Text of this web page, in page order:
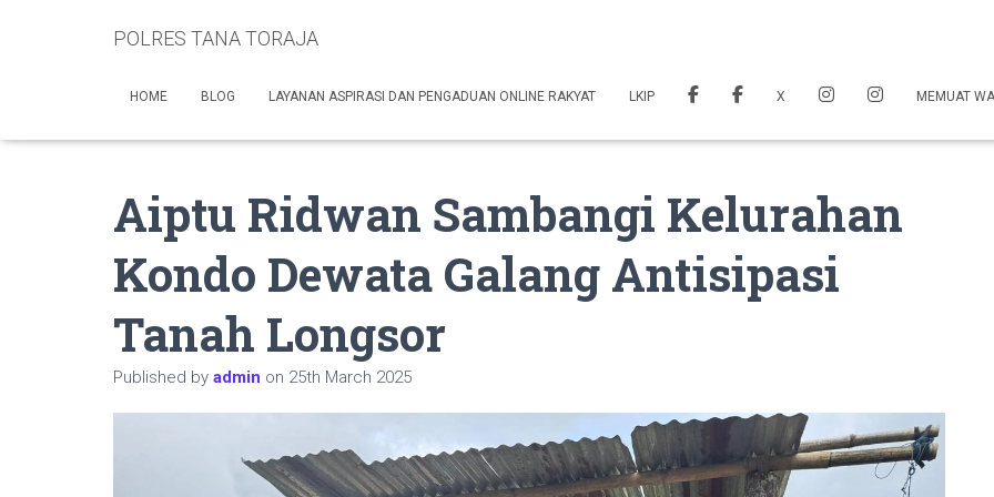
POLRES TANA TORAJA
HOME BLOG LAYANAN ASPIRASI DAN PENGADUAN ONLINE RAKYAT LKIP X MEMUAT
Aiptu Ridwan Sambangi Kelurahan
Kondo Dewata Galang Antisipasi
Tanah Longsor
Published by admin on 25th March 2025